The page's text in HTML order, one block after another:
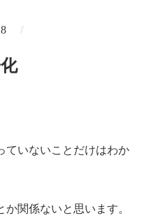
ていないことだけはわか
関係ないと思います。